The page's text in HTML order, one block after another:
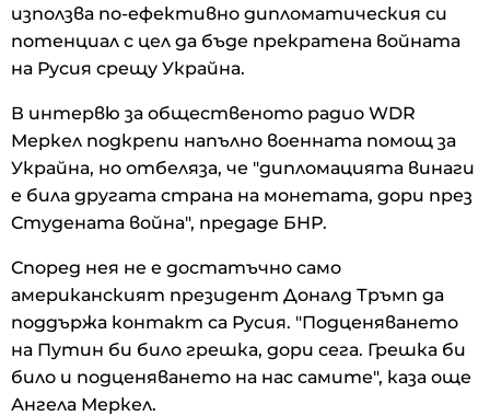
използва по-ефективно дипломатическия си
потенциал с цел да бъде прекратена войната
на Русия срещу Украйна.
В интервю за общественото радио WDR
Меркел подкрепи напълно военната помощ за
Украйна, но отбеляза, че "дипломацията винаги
е била другата страна на монетата, дори през
Студената война", предаде БНР.
Според нея не е достатъчно само
американският президент Доналд Тръмп да
поддържа контакт са Русия. "Подценяването
на Путин би било грешка, дори сега. Грешка би
било и подценяването на нас самите", каза още
Ангела Меркел.